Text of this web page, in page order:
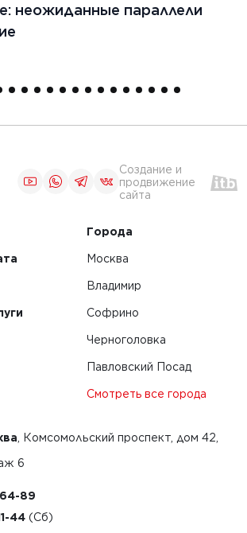
неожиданные параллели
Создание и
продвижение
сайта
Города
Москва
Владимир
Софрино
Черноголовка
Павловский Посад
Смотреть все города
, Комсомольский проспект, дом 42,
6
89
44